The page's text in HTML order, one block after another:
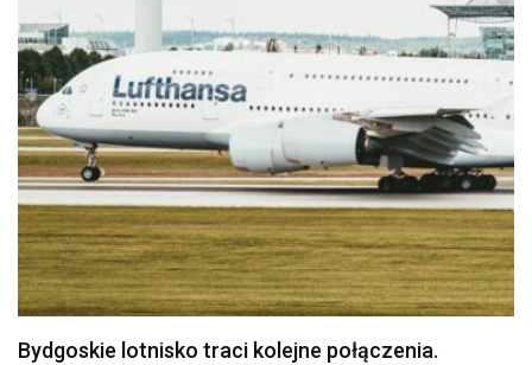
Politechnika Bydgoska przejęła stajnię w